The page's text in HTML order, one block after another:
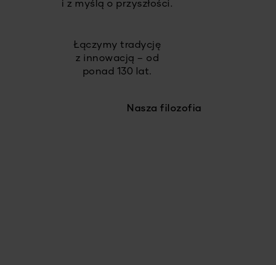
i z myślą o przyszłości.
Łączymy tradycję
z innowacją – od
ponad 130 lat.
Nasza filozofia